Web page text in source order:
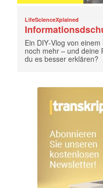
LifeScienceXplained
Ein DIY‑Vlog von
noch mehr – und deine
du es besser erklären?